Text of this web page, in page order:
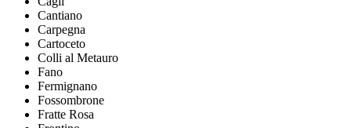
Cantiano
Carpegna
Cartoceto
Colli al Metauro
Fano
Fermignano
Fossombrone
Fratte Rosa